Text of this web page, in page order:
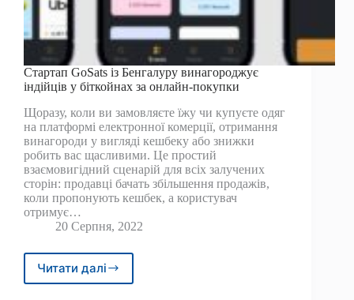
Стартап GoSats із Бенгалуру винагороджує
індійців у біткойнах за онлайн-покупки
Щоразу, коли ви замовляєте їжу чи купуєте одяг
на платформі електронної комерції, отримання
винагороди у вигляді кешбеку або знижки
робить вас щасливими. Це простий
взаємовигідний сценарій для всіх залучених
сторін: продавці бачать збільшення продажів,
коли пропонують кешбек, а користувач
отримує…
20 Серпня, 2022
Читати далі
Стартап
GoSats